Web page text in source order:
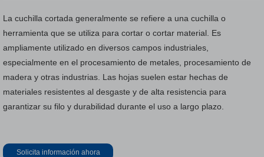
La cuchilla cortada generalmente se refiere a una cuchilla o
herramienta que se utiliza para cortar o cortar material. Es
ampliamente utilizado en diversos campos industriales,
especialmente en el procesamiento de metales, procesamiento de
madera y otras industrias. Las hojas suelen estar hechas de
materiales resistentes al desgaste y de alta resistencia para
garantizar su filo y durabilidad durante el uso a largo plazo.
Solicita información ahora